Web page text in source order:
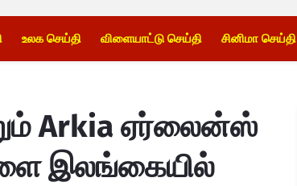
உலக செய்தி விளையாட்டு செய்தி சினிமா செய்தி
Arkia ஏர்லைன்ஸ்
இலங்கையில்